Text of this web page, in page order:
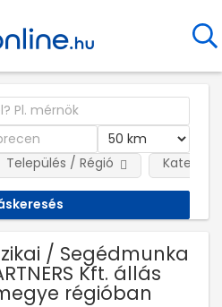
Település / Régió
/ Segédmunka
Kft. állás
régióban